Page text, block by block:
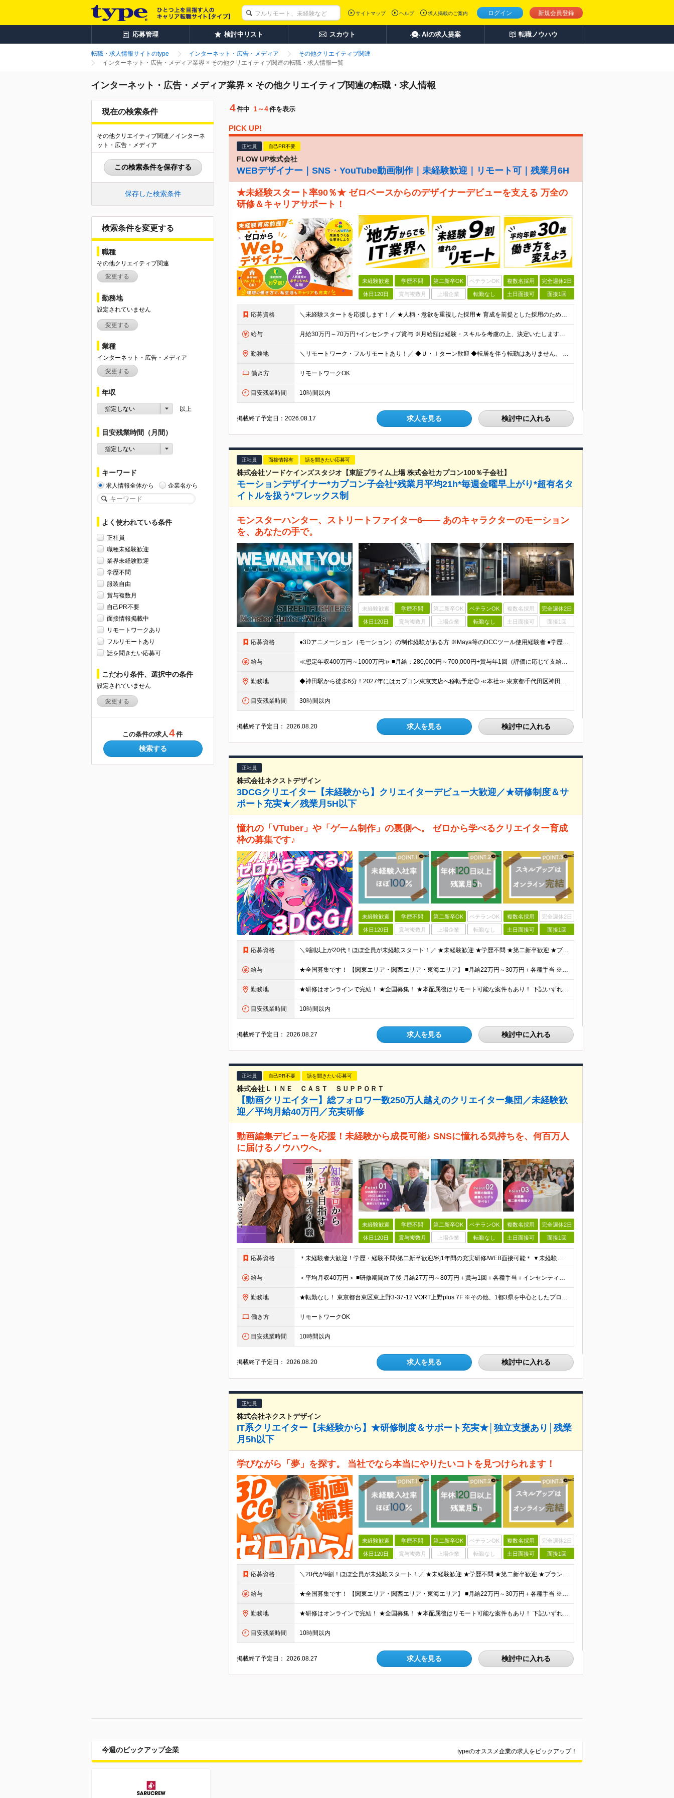
ログイン 新規会員登録
サイトマップ ヘルプ 求人掲載のご案内
応募管理 検討中リスト スカウト AIの求人提案 転職ノウハウ
転職・求人情報サイトのtype インターネット・広告・メディア
その他クリエイティブ関連
インターネット・広告・メディア業界 × その他クリエイティブ関連の転職・求人情報一覧
インターネット・広告・メディア業界 × その他クリエイティブ関連の転職・求人情報
現在の検索条件
その他クリエイティブ関連／インターネ
ット・広告・メディア
この検索条件を保存する
保存した検索条件
検索条件を変更する
職種
その他クリエイティブ関連
変更する
勤務地
設定されていません
変更する
業種
インターネット・広告・メディア
変更する
年収
指定しない 以上
目安残業時間（月間）
指定しない
キーワード
求人情報全体から 企業名から
よく使われている条件
正社員
職種未経験歓迎
業界未経験歓迎
学歴不問
服装自由
賞与複数月
自己PR不要
面接情報掲載中
リモートワークあり
フルリモートあり
話を聞きたい応募可
こだわり条件、選択中の条件
設定されていません
変更する
この条件の求人 4件
検索する
4件中 1～4件を表示
PICK UP!
正社員 自己PR不要
FLOW UP株式会社
WEBデザイナー｜SNS・YouTube動画制作｜未経験歓迎｜リモート可｜残業月6H
★未経験スタート率90％★ ゼロベースからのデザイナーデビューを支える 万全の
研修＆キャリアサポート！
未経験歓迎 学歴不問 第二新卒OK ベテランOK 複数名採用 完全週休2日
休日120日 賞与複数月 上場企業 転勤なし 土日面接可 面接1回
応募資格 ＼未経験スタートを応援します！／ ★人柄・意欲を重視した採用★ 育成を前提とした採用のため、 「PCに触ったことがほとんどない…」という方の挑戦も歓迎！ ＜例えば…＞ ●やりたいことはあるけど、ス
給与 月給30万円～70万円+インセンティブ賞与 ※月給額は経験・スキルを考慮の上、決定いたします。 【インセンティブについて】 自社サービスを提案し、サービス化した場合、一部の利益をインセンティブとして
勤務地 ＼リモートワーク・フルリモートあり！／ ◆Ｕ・Ｉターン歓迎 ◆転居を伴う転勤はありません。 ◆配属先はお住まいや希望を考慮し決定します。 ◆マイカー通勤OK（駐車場あり／プロジェクトによる） 【本
働き方 リモートワークOK
目安残業時間 10時間以内
掲載終了予定日：2026.08.17 求人を見る 検討中に入れる
正社員 面接情報有 話を聞きたい応募可
株式会社ソードケインズスタジオ【東証プライム上場 株式会社カプコン100％子会社】
モーションデザイナー*カプコン子会社*残業月平均21h*毎週金曜早上がり*超有名タ
イトルを扱う*フレックス制
モンスターハンター、ストリートファイター6—— あのキャラクターのモーション
を、あなたの手で。
未経験歓迎 学歴不問 第二新卒OK ベテランOK 複数名採用 完全週休2日
休日120日 賞与複数月 上場企業 転勤なし 土日面接可 面接1回
応募資格 ●3Dアニメーション（モーション）の制作経験がある方 ※Maya等のDCCツール使用経験者 ●学歴不問 ≪求める人物像≫ ●一つの会社で長く安定して働きたい方 ●チームで協力してより良いモノづくりを
給与 ≪想定年収400万円～1000万円≫ ■月給：280,000円～700,000円+賞与年1回（評価に応じて支給額を決定） ┗基本給：208,000円～520,600円+みなし残業代45時間分 ※試用期
勤務地 ◆神田駅から徒歩6分！2027年にはカプコン東京支店へ移転予定◎ ≪本社≫ 東京都千代田区神田西福田町4 ONEST神田西福田町ビル5F ≪株式会社カプコン東京支店≫ 東京都新宿区西新宿二丁目1番
目安残業時間 30時間以内
掲載終了予定日：2026.08.20 求人を見る 検討中に入れる
正社員
株式会社ネクストデザイン
3DCGクリエイター【未経験から】クリエイターデビュー大歓迎／★研修制度＆サ
ポート充実★／残業月5H以下
憧れの「VTuber」や「ゲーム制作」の裏側へ。 ゼロから学べるクリエイター育成
枠の募集です♪
未経験歓迎 学歴不問 第二新卒OK ベテランOK 複数名採用 完全週休2日
休日120日 賞与複数月 上場企業 転勤なし 土日面接可 面接1回
応募資格 ＼9割以上が20代！ほぼ全員が未経験スタート！／ ★未経験歓迎 ★学歴不問 ★第二新卒歓迎 ★ブランクOK 特別な知識や経験は一切不問です。 「やってみたい」という意欲を重視し、選考を行います。
給与 ★全国募集です！ 【関東エリア・関西エリア・東海エリア】 ■月給22万円～30万円＋各種手当 ※上記には、固定残業代が含まれます └関東エリア：月9時間分（月1万3808円～） └関西エリア：月15
勤務地 ★研修はオンラインで完結！ ★全国募集！ ★本配属後はリモート可能な案件もあり！ 下記いずれかでの勤務になります ◎本社 ◎各事業所 ◎全国の各プロジェクト先 【東京本社】 東京都台東区上野7丁目
目安残業時間 10時間以内
掲載終了予定日：2026.08.27 求人を見る 検討中に入れる
正社員 自己PR不要 話を聞きたい応募可
株式会社ＬＩＮＥ ＣＡＳＴ ＳＵＰＰＯＲＴ
【動画クリエイター】総フォロワー数250万人越えのクリエイター集団／未経験歓
迎／平均月給40万円／充実研修
動画編集デビューを応援！未経験から成長可能♪ SNSに憧れる気持ちを、何百万人
に届けるノウハウへ。
未経験歓迎 学歴不問 第二新卒OK ベテランOK 複数名採用 完全週休2日
休日120日 賞与複数月 上場企業 転勤なし 土日面接可 面接1回
応募資格 ＊未経験者大歓迎！学歴・経験不問/第二新卒歓迎/約1年間の充実研修/WEB面接可能＊ ▼未経験歓迎＆完全ポテンシャル採用！▼ 基礎のキソから学べる研修があるので経験は一切不問！ 面接では「あなたの
給与 ＜平均月収40万円＞ ■研修期間終了後 月給27万円～80万円＋賞与1回＋各種手当＋インセンティブ ※試用期間中は月給22万円～（スキル経験によって変動あり）となります。 その後は実力により給与が
勤務地 ★転勤なし！ 東京都台東区東上野3-37-12 VORT上野plus 7F ※その他、1都3県を中心としたプロジェクト先 ※(変更の範囲)上記を除く当社関連勤務地
働き方 リモートワークOK
目安残業時間 10時間以内
掲載終了予定日：2026.08.20 求人を見る 検討中に入れる
正社員
株式会社ネクストデザイン
IT系クリエイター【未経験から】★研修制度＆サポート充実★│独立支援あり│残業
月5h以下
学びながら「夢」を探す。 当社でなら本当にやりたいコトを見つけられます！
未経験歓迎 学歴不問 第二新卒OK ベテランOK 複数名採用 完全週休2日
休日120日 賞与複数月 上場企業 転勤なし 土日面接可 面接1回
応募資格 ＼20代が9割！ほぼ全員が未経験スタート！／ ★未経験歓迎 ★学歴不問 ★第二新卒歓迎 ★ブランクOK 特別な知識や経験は一切不問です。 「やってみたい」という意欲を重視し、選考を行います。 ■こ
給与 ★全国募集です！ 【関東エリア・関西エリア・東海エリア】 ■月給22万円～30万円＋各種手当 ※上記には、固定残業代が含まれます └関東エリア：月9時間分（月1万3808円～） └関西エリア：月15
勤務地 ★研修はオンラインで完結！ ★全国募集！ ★本配属後はリモート可能な案件もあり！ 下記いずれかでの勤務になります ◎本社 ◎各事業所 ◎全国の各プロジェクト先 【東京本社】 東京都台東区上野7丁目
目安残業時間 10時間以内
掲載終了予定日：2026.08.27 求人を見る 検討中に入れる
今週のピックアップ企業 typeのオススメ企業の求人をピックアップ！